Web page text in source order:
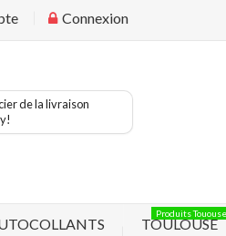
Connexion
de la livraison
TOULOUSE
Produits Tououse